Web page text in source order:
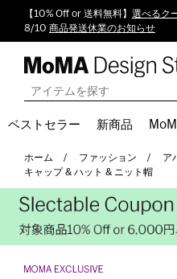
【10% Off or 送料無料】 選べるク
8/10 商品発送休業のお知らせ
ベストセラー 新商品
ホーム ファッション
ア
キャップ & ハット & ニット帽